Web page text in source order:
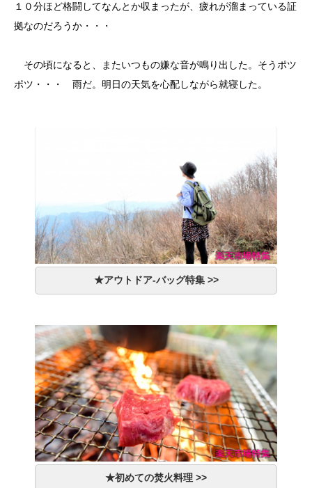
１０分ほど格闘してなんとか収まったが、疲れが溜まっている証
拠なのだろうか・・・
その頃になると、またいつもの嫌な音が鳴り出した。そうポツ
ポツ・・・ 雨だ。明日の天気を心配しながら就寝した。
★アウトドア-バッグ特集 >>
★初めての焚火料理 >>